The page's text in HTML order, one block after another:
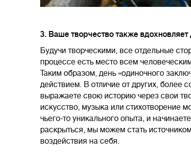
3. Ваше творчество также вдохновляет
Будучи творческими, все отдельные
процессе есть место всем
Таким образом, день «одиночного
действием. В отличие от других, более
выражаете свою историю через свои
искусство, музыка или стихотворение
чьего-то уникального опыта, и
раскрыться, мы можем стать
воздействия на себя.